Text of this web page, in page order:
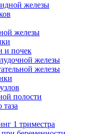
железы
железы
и почек
железы
железы
полости
1 триместра